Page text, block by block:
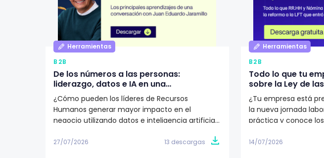
Herramientas
B2B
De los números a las personas:
liderazgo, datos e IA en una
organización según Juan Eduardo
Jaramillo
¿Cómo pueden los líderes de Recursos
Humanos generar mayor impacto en el
negocio utilizando datos e inteligencia artificial?
visión de Juan Eduardo Jaramillo, VP de Talento
27/07/2026 13 descargas
Herramientas
B2B
Todo lo que tu
sobre la Ley de
¿Tu empresa está
la nueva jornada
práctica y conoce
calendario de
14/07/2026